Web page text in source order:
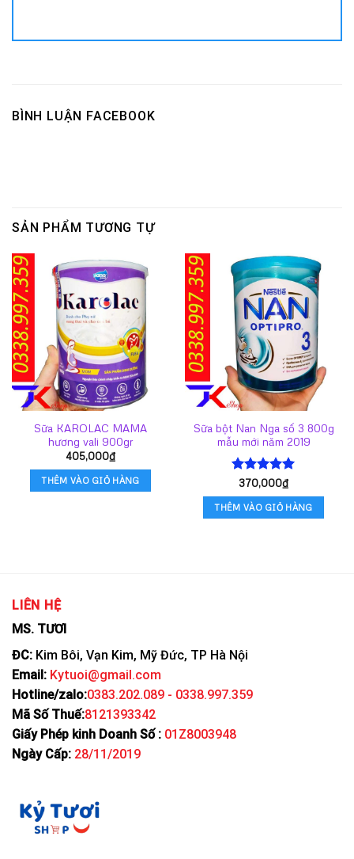
BÌNH LUẬN FACEBOOK
SẢN PHẨM TƯƠNG TỰ
Sữa KAROLAC MAMA
hương vali 900gr
405,000₫
THÊM VÀO GIỎ HÀNG
Sữa bột Nan Nga số 3 800g
mẫu mới năm 2019
Được xếp
hạng5.00
5 sao
370,000₫
THÊM VÀO GIỎ HÀNG
LIÊN HỆ
MS. TƯƠI
ĐC: Kim Bôi, Vạn Kim, Mỹ Đức, TP Hà Nội
Email: Kytuoi@gmail.com
Hotline/zalo:0383.202.089 - 0338.997.359
Mã Số Thuế:8121393342
Giấy Phép kinh Doanh Số : 01Z8003948
Ngày Cấp: 28/11/2019